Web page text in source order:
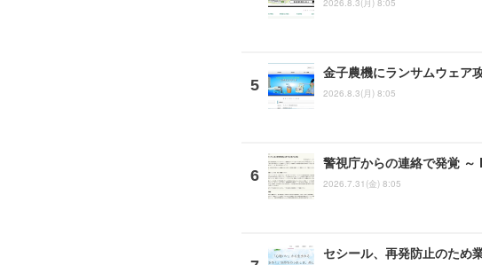
金子農機にランサムウェア
2026.8.3(月) 8:05
警視庁からの連絡で発覚
2026.7.31(金) 8:05
セシール、再発防止のため